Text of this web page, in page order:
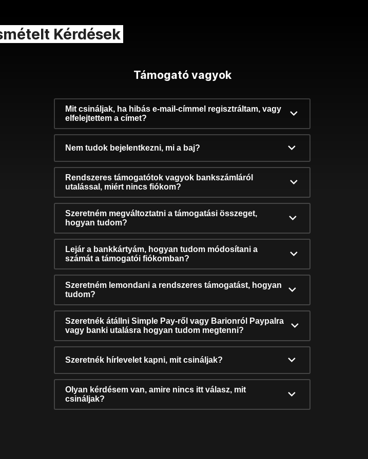
Kérdések
Támogató vagyok
Mit csináljak, ha hibás e-mail-címmel regisztráltam, vagy
elfelejtettem a címet?
Nem tudok bejelentkezni, mi a baj?
Rendszeres támogatótok vagyok bankszámláról
utalással, miért nincs fiókom?
Szeretném megváltoztatni a támogatási összeget,
hogyan tudom?
Lejár a bankkártyám, hogyan tudom módosítani a
számát a támogatói fiókomban?
Szeretném lemondani a rendszeres támogatást, hogyan
tudom?
Szeretnék átállni Simple Pay-ről vagy Barionról Paypalra
vagy banki utalásra hogyan tudom megtenni?
Szeretnék hírlevelet kapni, mit csináljak?
Olyan kérdésem van, amire nincs itt válasz, mit
csináljak?